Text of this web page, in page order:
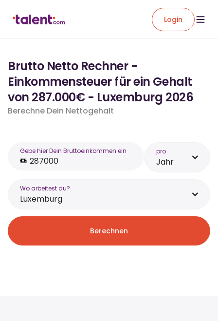
Login
Brutto Netto Rechner -
Einkommensteuer für ein Gehalt
von 287.000€ - Luxemburg 2026
Berechne Dein Nettogehalt
Gebe hier Dein Bruttoeinkommen ein pro
Jahr
Wo arbeitest du?
Luxemburg
Berechnen